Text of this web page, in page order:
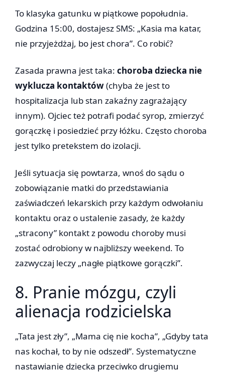
To klasyka gatunku w piątkowe popołudnia.
Godzina 15:00, dostajesz SMS: „Kasia ma katar,
nie przyjeżdżaj, bo jest chora”. Co robić?
Zasada prawna jest taka: choroba dziecka nie
wyklucza kontaktów(chyba że jest to
hospitalizacja lub stan zakaźny zagrażający
innym). Ojciec też potrafi podać syrop, zmierzyć
gorączkę i posiedzieć przy łóżku. Często choroba
jest tylko pretekstem do izolacji.
Jeśli sytuacja się powtarza, wnoś do sądu o
zobowiązanie matki do przedstawiania
zaświadczeń lekarskich przy każdym odwołaniu
kontaktu oraz o ustalenie zasady, że każdy
„stracony” kontakt z powodu choroby musi
zostać odrobiony w najbliższy weekend. To
zazwyczaj leczy „nagłe piątkowe gorączki”.
8. Pranie mózgu, czyli
alienacja rodzicielska
„Tata jest zły”, „Mama cię nie kocha”, „Gdyby tata
nas kochał, to by nie odszedł”. Systematyczne
nastawianie dziecka przeciwko drugiemu